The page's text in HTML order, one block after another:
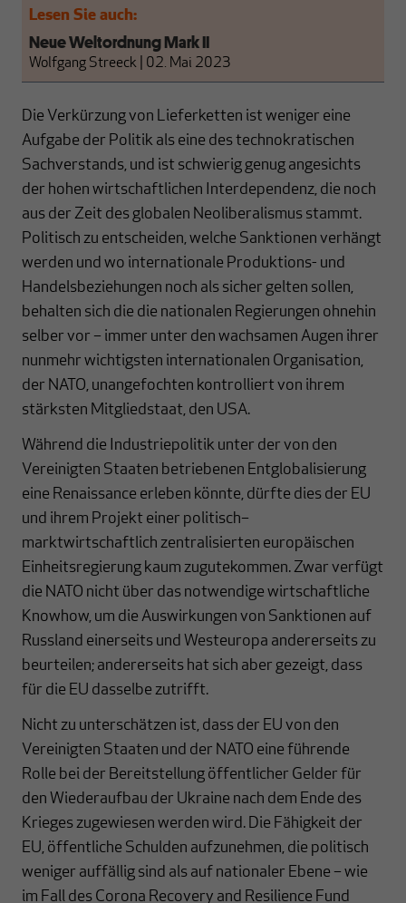
Lesen Sie auch:
Neue Weltordnung Mark II
Wolfgang Streeck 02. Mai 2023
Die Verkürzung von Lieferketten ist weniger eine
Aufgabe der Politik als eine des technokratischen
Sachverstands, und ist schwierig genug angesichts
der hohen wirtschaftlichen Interdependenz, die noch
aus der Zeit des globalen Neoliberalismus stammt.
Politisch zu entscheiden, welche Sanktionen verhängt
werden und wo internationale Produktions- und
Handelsbeziehungen noch als sicher gelten sollen,
behalten sich die die nationalen Regierungen ohnehin
selber vor – immer unter den wachsamen Augen ihrer
nunmehr wichtigsten internationalen Organisation,
der NATO, unangefochten kontrolliert von ihrem
stärksten Mitgliedstaat, den USA.
Während die Industriepolitik unter der von den
Vereinigten Staaten betriebenen Entglobalisierung
eine Renaissance erleben könnte, dürfte dies der EU
und ihrem Projekt einer politisch–
marktwirtschaftlich zentralisierten europäischen
Einheitsregierung kaum zugutekommen. Zwar verfügt
die NATO nicht über das notwendige wirtschaftliche
Knowhow, um die Auswirkungen von Sanktionen auf
Russland einerseits und Westeuropa andererseits zu
beurteilen; andererseits hat sich aber gezeigt, dass
für die EU dasselbe zutrifft.
Nicht zu unterschätzen ist, dass der EU von den
Vereinigten Staaten und der NATO eine führende
Rolle bei der Bereitstellung öffentlicher Gelder für
den Wiederaufbau der Ukraine nach dem Ende des
Krieges zugewiesen werden wird. Die Fähigkeit der
EU, öffentliche Schulden aufzunehmen, die politisch
weniger auffällig sind als auf nationaler Ebene – wie
im Fall des Corona Recovery and Resilience Fund